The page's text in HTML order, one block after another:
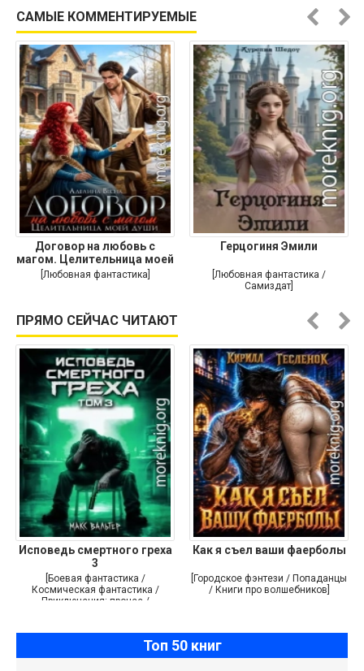
САМЫЕ КОММЕНТИРУЕМЫЕ
Договор на любовь с
магом. Целительница моей
души
[Любовная фантастика]
Герцогиня Эмили
[Любовная фантастика /
Самиздат]
ПРЯМО СЕЙЧАС ЧИТАЮТ
Исповедь смертного греха
3
[Боевая фантастика /
Космическая фантастика /
Приключения: прочее /
Как я съел ваши фаерболы
[Городское фэнтези / Попаданцы
/ Книги про волшебников]
Топ 50 книг